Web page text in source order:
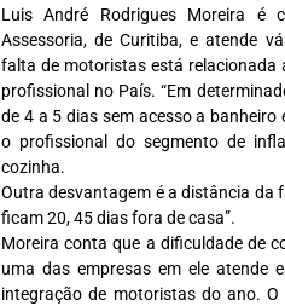
Luis André Rodrigues Moreira é
Assessoria, de Curitiba, e atende
falta de motoristas está relacionada
profissional no País. “Em
de 4 a 5 dias sem acesso a banheiro
o profissional do segmento de
cozinha.
Outra desvantagem é a distância da
ficam 20, 45 dias fora de casa”.
Moreira conta que a dificuldade de
uma das empresas em ele atende
integração de motoristas do ano.